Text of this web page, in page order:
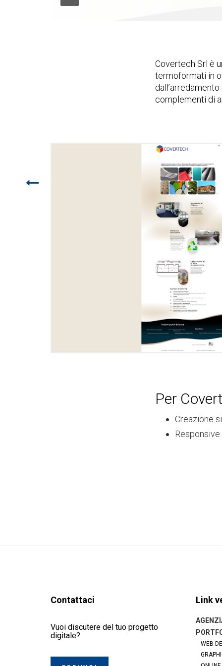
Covertech Srl è
termoformati in
complementi di
Per
Creazione
Contattaci
Vuoi discutere del tuo progetto
digitale?
Link
WEB